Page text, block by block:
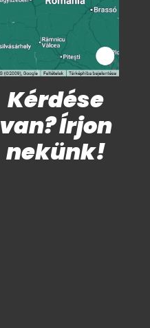
Kérdése
van? Írjon
nekünk!